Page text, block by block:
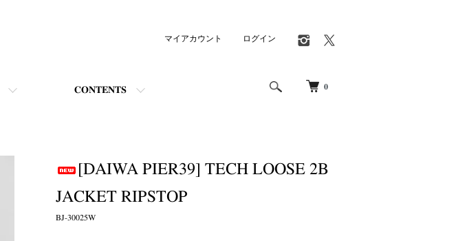
0
CONTENTS
マイアカウント ログイン
[DAIWA PIER39] TECH LOOSE 2B
JACKET RIPSTOP
BJ-30025W